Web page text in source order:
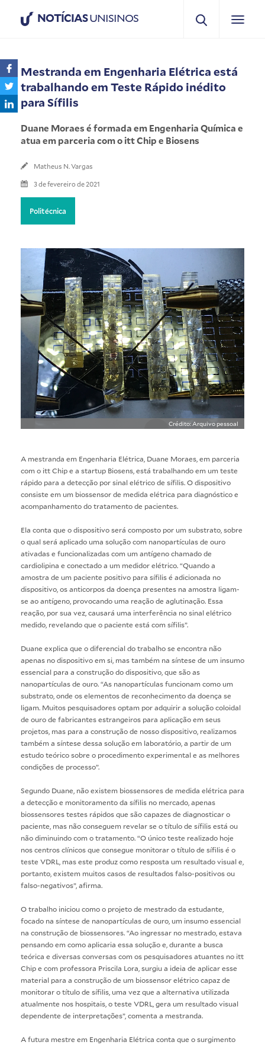
NOTÍCIASUNISINOS
Mestranda em Engenharia Elétrica está
trabalhando em Teste Rápido inédito
para Sífilis
Duane Moraes é formada em Engenharia Química e
atua em parceria com o itt Chip e Biosens
Matheus N. Vargas
3 de fevereiro de 2021
Politécnica
Crédito: Arquivo pessoal
A mestranda em Engenharia Elétrica, Duane Moraes, em parceria
com o itt Chip e a startup Biosens, está trabalhando em um teste
rápido para a detecção por sinal elétrico de sífilis. O dispositivo
consiste em um biossensor de medida elétrica para diagnóstico e
acompanhamento do tratamento de pacientes.
Ela conta que o dispositivo será composto por um substrato, sobre
o qual será aplicado uma solução com nanopartículas de ouro
ativadas e funcionalizadas com um antígeno chamado de
cardiolipina e conectado a um medidor elétrico. “Quando a
amostra de um paciente positivo para sífilis é adicionada no
dispositivo, os anticorpos da doença presentes na amostra ligam-
se ao antígeno, provocando uma reação de aglutinação. Essa
reação, por sua vez, causará uma interferência no sinal elétrico
medido, revelando que o paciente está com sífilis”.
Duane explica que o diferencial do trabalho se encontra não
apenas no dispositivo em si, mas também na síntese de um insumo
essencial para a construção do dispositivo, que são as
nanopartículas de ouro. “As nanopartículas funcionam como um
substrato, onde os elementos de reconhecimento da doença se
ligam. Muitos pesquisadores optam por adquirir a solução coloidal
de ouro de fabricantes estrangeiros para aplicação em seus
projetos, mas para a construção de nosso dispositivo, realizamos
também a síntese dessa solução em laboratório, a partir de um
estudo teórico sobre o procedimento experimental e as melhores
condições de processo”.
Segundo Duane, não existem biossensores de medida elétrica para
a detecção e monitoramento da sífilis no mercado, apenas
biossensores testes rápidos que são capazes de diagnosticar o
paciente, mas não conseguem revelar se o título de sífilis está ou
não diminuindo com o tratamento. “O único teste realizado hoje
nos centros clínicos que consegue monitorar o título de sífilis é o
teste VDRL, mas este produz como resposta um resultado visual e,
portanto, existem muitos casos de resultados falso-positivos ou
falso-negativos”, afirma.
O trabalho iniciou como o projeto de mestrado da estudante,
focado na síntese de nanopartículas de ouro, um insumo essencial
na construção de biossensores. “Ao ingressar no mestrado, estava
pensando em como aplicaria essa solução e, durante a busca
teórica e diversas conversas com os pesquisadores atuantes no itt
Chip e com professora Priscila Lora, surgiu a ideia de aplicar esse
material para a construção de um biossensor elétrico capaz de
monitorar o título de sífilis, uma vez que a alternativa utilizada
atualmente nos hospitais, o teste VDRL, gera um resultado visual
dependente de interpretações”, comenta a mestranda.
A futura mestre em Engenharia Elétrica conta que o surgimento